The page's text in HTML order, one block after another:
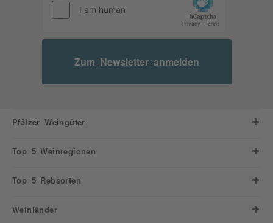
Zum Newsletter anmelden
Pfälzer Weingüter
Top 5 Weinregionen
Top 5 Rebsorten
Weinländer